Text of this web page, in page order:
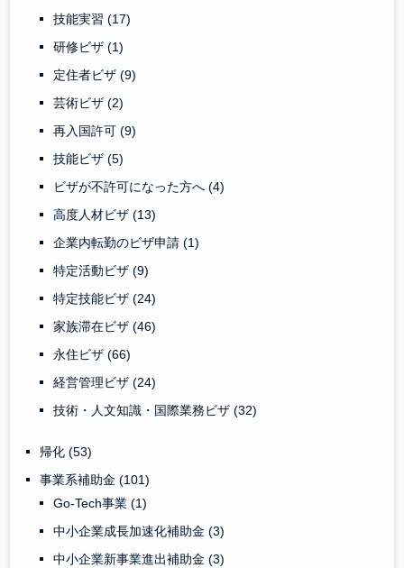
技能実習(17)
研修ビザ(1)
定住者ビザ(9)
芸術ビザ(2)
再入国許可(9)
技能ビザ(5)
ビザが不許可になった方へ(4)
高度人材ビザ(13)
企業内転勤のビザ申請(1)
特定活動ビザ(9)
特定技能ビザ(24)
家族滞在ビザ(46)
永住ビザ(66)
経営管理ビザ(24)
技術・人文知識・国際業務ビザ(32)
帰化(53)
事業系補助金(101)
Go-Tech事業(1)
中小企業成長加速化補助金(3)
中小企業新事業進出補助金(3)